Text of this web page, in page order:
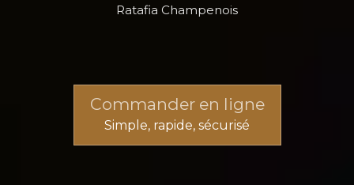
Ratafia Champenois
Commander en ligne
Simple, rapide, sécurisé